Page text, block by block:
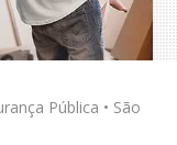
Pública • São